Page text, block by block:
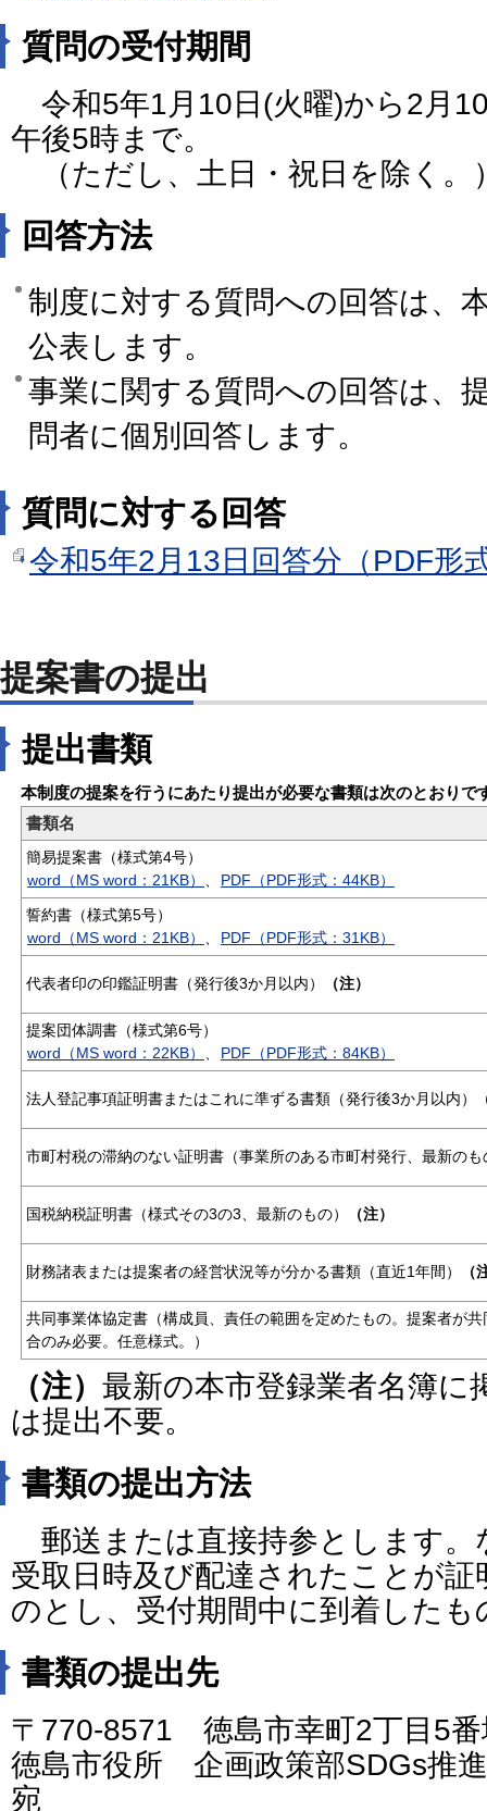
質問の受付期間
令和5年1月10日(火曜)から2月
午後5時まで。
（ただし、土日・祝日を除く。
回答方法
制度に対する質問への回答は、
公表します。
事業に関する質問への回答は、
問者に個別回答します。
質問に対する回答
令和5年2月13日回答分（PDF形
提案書の提出
提出書類
本制度の提案を行うにあたり提出が必要な書類は次のとおりで
書類名
簡易提案書（様式第4号）
word（MS word：21KB） 、
PDF（PDF形式：44KB）
誓約書（様式第5号）
word（MS word：21KB） 、 PDF（PDF形式：31KB）
代表者印の印鑑証明書（発行後3か月以内） （注）
提案団体調書（様式第6号）
word（MS word：22KB） 、 PDF（PDF形式：84KB）
法人登記事項証明書またはこれに準ずる書類（発行後3か月以内）
市町村税の滞納のない証明書（事業所のある市町村発行、最新のも
国税納税証明書（様式その3の3、最新のもの） （注）
財務諸表または提案者の経営状況等が分かる書類（直近1年間） （
共同事業体協定書（構成員、責任の範囲を定めたもの。提案者が
合のみ必要。任意様式。）
（注） 最新の本市登録業者名簿に
は提出不要。
書類の提出方法
郵送または直接持参とします。
受取日時及び配達されたことが
のとし、受付期間中に到着した
書類の提出先
〒770-8571 徳島市幸町2丁目5番
徳島市役所 企画政策部SDGs推
宛